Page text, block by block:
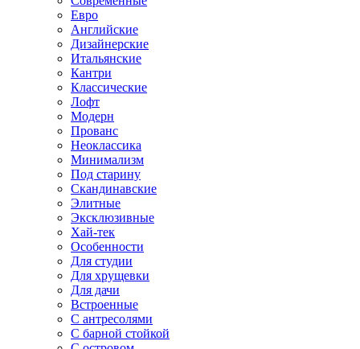
Евро
Английские
Дизайнерские
Итальянские
Кантри
Классические
Лофт
Модерн
Прованс
Неоклассика
Минимализм
Под старину
Скандинавские
Элитные
Эксклюзивные
Хай-тек
Особенности
Для студии
Для хрущевки
Для дачи
Встроенные
С антресолями
С барной стойкой